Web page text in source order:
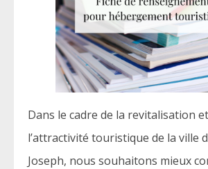
Dans le cadre de la revitalisation
l’attractivité touristique de la ville
Joseph, nous souhaitons mieux